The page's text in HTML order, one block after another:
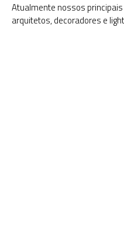
Atualmente nossos
arquitetos, decoradores e